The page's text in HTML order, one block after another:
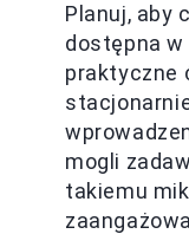
Planuj, aby
dostępna
praktyczne
mogli
takiemu